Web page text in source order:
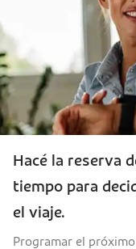
Hacé la reserva
tiempo para
el viaje.
Programar el